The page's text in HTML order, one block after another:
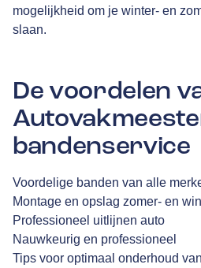
mogelijkheid om je winter- en
slaan.
De voordelen
bandenservice
Voordelige banden van alle
Montage en opslag zomer- en
Professioneel uitlijnen auto
Nauwkeurig en professioneel
Tips voor optimaal onderhoud